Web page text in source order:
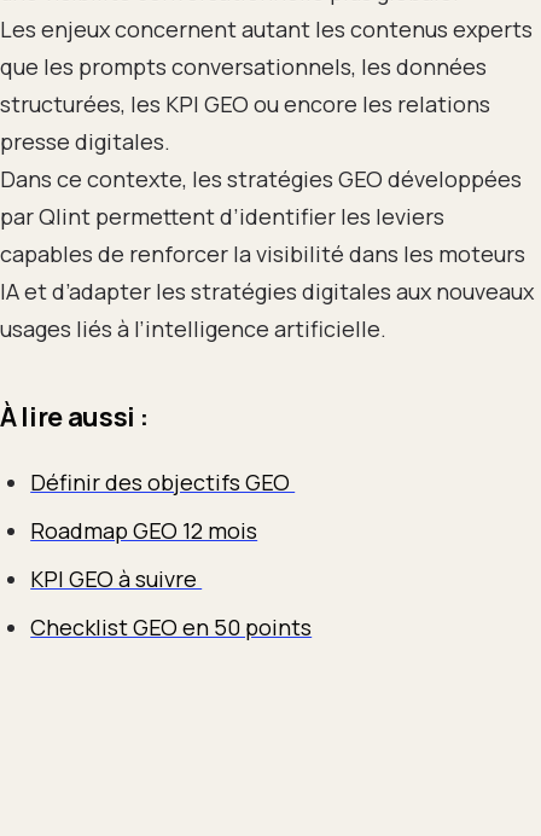
Les enjeux concernent autant les contenus experts
que les prompts conversationnels, les données
structurées, les KPI GEO ou encore les relations
presse digitales.
Dans ce contexte, les stratégies GEO développées
par Qlint permettent d’identifier les leviers
capables de renforcer la visibilité dans les moteurs
IA et d’adapter les stratégies digitales aux nouveaux
usages liés à l’intelligence artificielle.
À lire aussi :
Définir des objectifs GEO
Roadmap GEO 12 mois
KPI GEO à suivre
Checklist GEO en 50 points